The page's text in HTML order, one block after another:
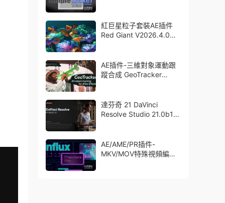
紅巨星粒子套裝AE插件
Red Giant V2026.4.0
Bullet + VFX Suit
AE插件-三維對象運動跟
蹤合成 GeoTracker
達芬奇 21 DaVinci
Resolve Studio 21.0b1
AE/AME/PR插件-
MKV/MOV特殊視頻編碼